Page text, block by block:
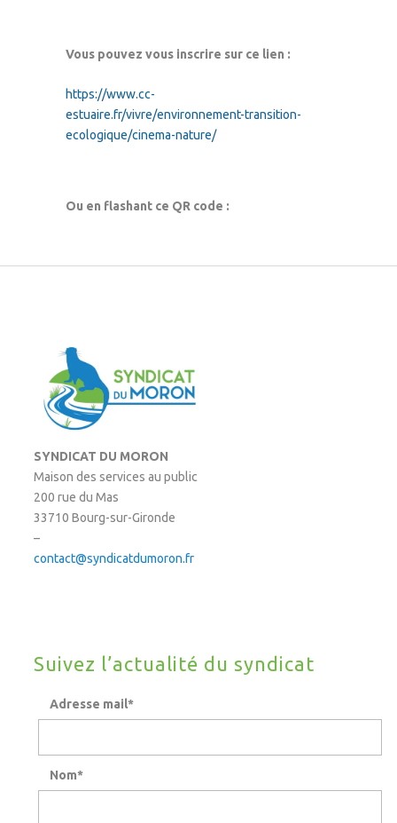
Vous pouvez vous inscrire sur ce lien :
https://www.cc-
estuaire.fr/vivre/environnement-transition-
ecologique/cinema-nature/
Ou en flashant ce QR code :
SYNDICAT DU MORON
Maison des services au public
200 rue du Mas
33710 Bourg-sur-Gironde
–
contact@syndicatdumoron.fr
Suivez l’actualité du syndicat
Adresse mail*
Nom*